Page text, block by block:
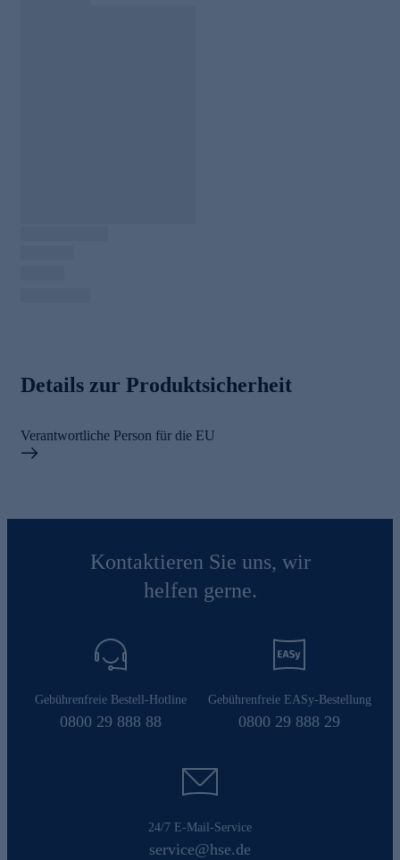
Details zur Produktsicherheit
Verantwortliche Person für die EU
Kontaktieren Sie uns, wir
helfen gerne.
Gebührenfreie Bestell-Hotline
0800 29 888 88
Gebührenfreie EASy-Bestellung
0800 29 888 29
24/7 E-Mail-Service
service@hse.de